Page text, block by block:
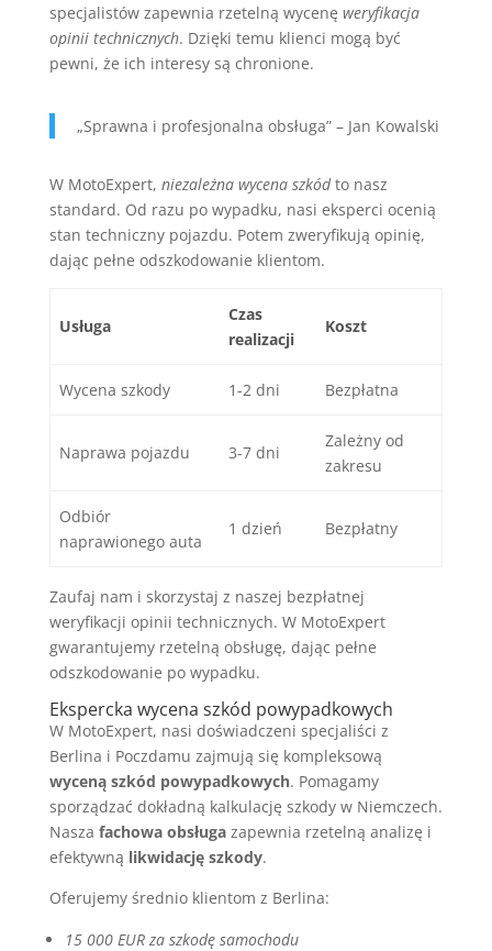
specjalistów zapewnia rzetelną wycenę weryfikacja
opinii technicznych. Dzięki temu klienci mogą być
pewni, że ich interesy są chronione.
„Sprawna i profesjonalna obsługa” – Jan Kowalski
W MotoExpert, niezależna wycena szkódto nasz
standard. Od razu po wypadku, nasi eksperci ocenią
stan techniczny pojazdu. Potem zweryfikują opinię,
dając pełne odszkodowanie klientom.
Usługa
Czas
realizacji
Koszt
Wycena szkody 1-2 dni Bezpłatna
Naprawa pojazdu 3-7 dni
Zależny od
zakresu
Odbiór
naprawionego auta
1 dzień Bezpłatny
Zaufaj nam i skorzystaj z naszej bezpłatnej
weryfikacji opinii technicznych. W MotoExpert
gwarantujemy rzetelną obsługę, dając pełne
odszkodowanie po wypadku.
Ekspercka wycena szkód powypadkowych
W MotoExpert, nasi doświadczeni specjaliści z
Berlina i Poczdamu zajmują się kompleksową
wyceną szkód powypadkowych. Pomagamy
sporządzać dokładną kalkulację szkody w Niemczech.
Nasza fachowa obsługazapewnia rzetelną analizę i
efektywną likwidację szkody.
Oferujemy średnio klientom z Berlina:
15 000 EUR za szkodę samochodu